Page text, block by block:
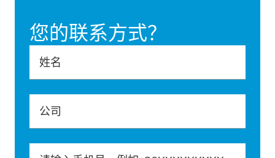
您的联系方式？
姓名
公司